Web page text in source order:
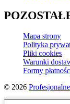
Mapa strony
Polityka
Pliki cookies
Warunki
Formy
© 2026